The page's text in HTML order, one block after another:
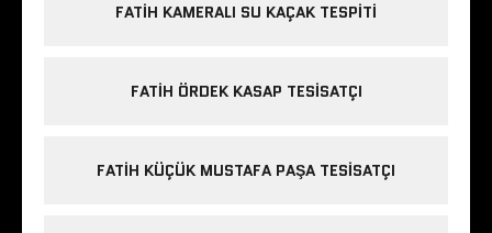
FATIH KAMERALI SU KAÇAK TESPITI
FATIH ÖRDEK KASAP TESISATÇI
FATIH KÜÇÜK MUSTAFA PAŞA TESISATÇI